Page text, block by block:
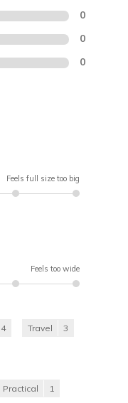
0
0
0
Feels full size too big
Feels too wide
4 Travel 3
Practical 1